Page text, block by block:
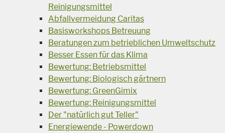
Reinigungsmittel
Abfallvermeidung Caritas
Basisworkshops Betreuung
Beratungen zum betrieblichen Umweltschutz
Besser Essen für das Klima
Bewertung: Betriebsmittel
Bewertung: Biologisch gärtnern
Bewertung: GreenGimix
Bewertung: Reinigungsmittel
Der "natürlich gut Teller"
Energiewende - Powerdown